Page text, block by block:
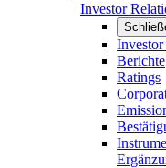
Investor
Berichte
Ratings